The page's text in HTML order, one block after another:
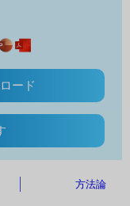
ード
方法論